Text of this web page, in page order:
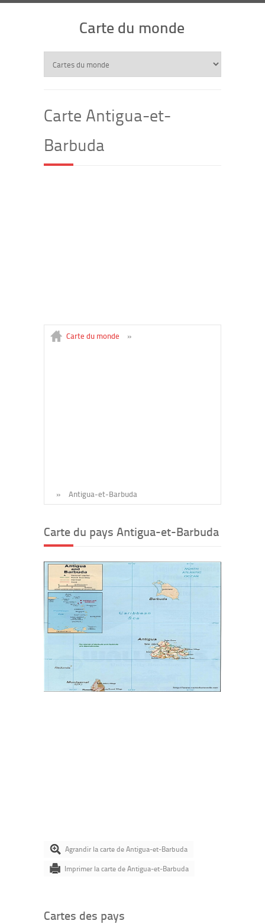
Carte du monde
Carte Antigua-et-
Barbuda
Carte du monde »
» Antigua-et-Barbuda
Carte du pays Antigua-et-Barbuda
Agrandir la carte de Antigua-et-Barbuda
Imprimer la carte de Antigua-et-Barbuda
Cartes des pays